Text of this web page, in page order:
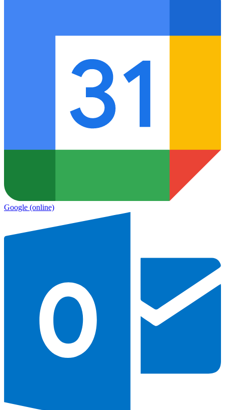
Google (online)